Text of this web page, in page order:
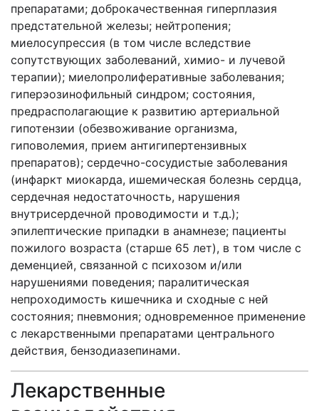
препаратами; доброкачественная гиперплазия
предстательной железы; нейтропения;
миелосупрессия (в том числе вследствие
сопутствующих заболеваний, химио- и лучевой
терапии); миелопролиферативные заболевания;
гиперэозинофильный синдром; состояния,
предрасполагающие к развитию артериальной
гипотензии (обезвоживание организма,
гиповолемия, прием антигипертензивных
препаратов); сердечно-сосудистые заболевания
(инфаркт миокарда, ишемическая болезнь сердца,
сердечная недостаточность, нарушения
внутрисердечной проводимости и т.д.);
эпилептические припадки в анамнезе; пациенты
пожилого возраста (старше 65 лет), в том числе с
деменцией, связанной с психозом и/или
нарушениями поведения; паралитическая
непроходимость кишечника и сходные с ней
состояния; пневмония; одновременное применение
с лекарственными препаратами центрального
действия, бензодиазепинами.
Лекарственные